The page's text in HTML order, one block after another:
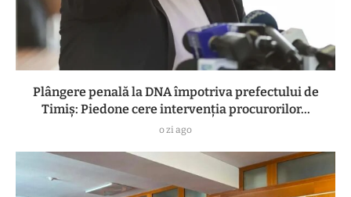
Plângere penală la DNA împotriva prefectului de
Timiș: Piedone cere intervenția procurorilor...
o zi ago